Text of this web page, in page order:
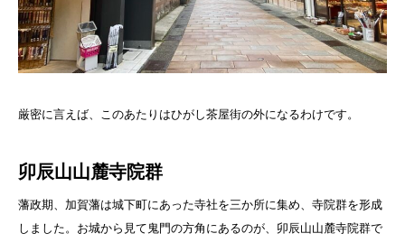
厳密に言えば、このあたりはひがし茶屋街の外になるわけです。
卯辰山山麓寺院群
藩政期、加賀藩は城下町にあった寺社を三か所に集め、寺院群を形成
しました。お城から見て鬼門の方角にあるのが、卯辰山山麓寺院群で